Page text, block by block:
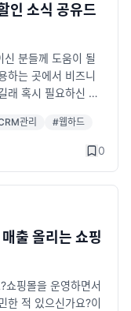
인 소식 공유드
분들께 도움이 될
하는 곳에서 비즈니
래 혹시 필요하신 분
이번 이벤트에서만
할인)– 대용량 자료
솔루션 (30% 할인)–
지원– 수익형 플랫폼
✔ 포스팅 알바 솔루
바 회원을 연결– S
것 같아요📌 이벤트
심 있으신 분들은 여
관리 #웹하드
0
출 올리는 쇼핑
쇼핑몰을 운영하면서
한 적 있으신가요?이